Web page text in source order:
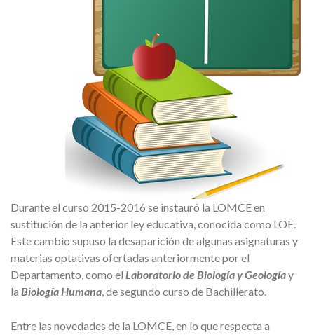
Durante el curso 2015-2016 se instauró la LOMCE en
sustitución de la anterior ley educativa, conocida como LOE.
Este cambio supuso la desaparición de algunas asignaturas y
materias optativas ofertadas anteriormente por el
Departamento, como el Laboratorio de Biología y Geologíay
la Biología Humana, de segundo curso de Bachillerato.
Entre las novedades de la LOMCE, en lo que respecta a